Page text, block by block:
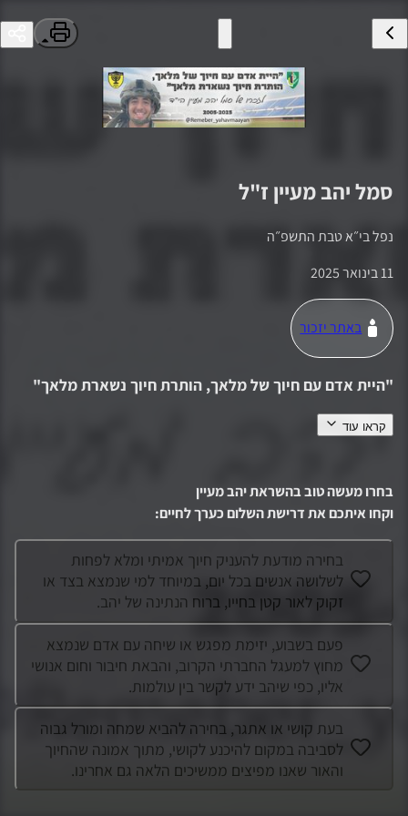
סמליהב מעיין ז"ל
נפל בי״א טבת התשפ״ה
11 בינואר 2025
באתר יזכור
"היית אדם עם חיוך של מלאך, הותרת חיוך נשארת מלאך"
ולאחיו מנישואיו השניים של אביו – יהונתן, נויה ואגם. כבר בלידתו
עברו הוריו...
קראו עוד
בחרו מעשה טוב בהשראתיהב מעיין
וקחו איתכם את דרישת השלום כערך לחיים:
בחירה מודעת להעניק חיוך אמיתי ומלא לפחות
לשלושה אנשים בכל יום, במיוחד למי שנמצא בצד או
זקוק לאור קטן בחייו, ברוח הנתינה של יהב.
פעם בשבוע, יזימת מפגש או שיחה עם אדם שנמצא
מחוץ למעגל החברתי הקרוב, והבאת חיבור וחום אנושי
אליו, כפי שיהב ידע לקשר בין עולמות.
בעת קושי או אתגר, בחירה להביא שמחה ומורל גבוה
לסביבה במקום להיכנע לקושי, מתוך אמונה שהחיוך
והאור שאנו מפיצים ממשיכים הלאה גם אחרינו.